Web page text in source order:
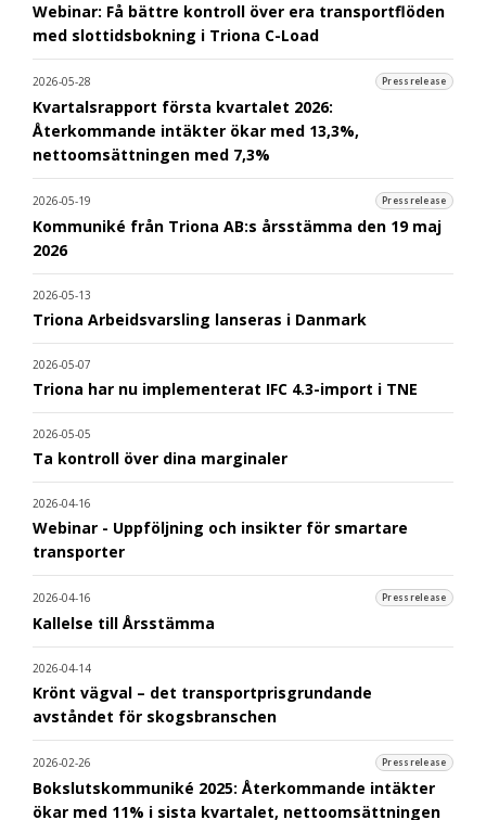
Webinar: Få bättre kontroll över era transportflöden
med slottidsbokning i Triona C-Load
2026-05-28 Pressrelease
Kvartalsrapport första kvartalet 2026:
Återkommande intäkter ökar med 13,3%,
nettoomsättningen med 7,3%
2026-05-19 Pressrelease
Kommuniké från Triona AB:s årsstämma den 19 maj
2026
2026-05-13
Triona Arbeidsvarsling lanseras i Danmark
2026-05-07
Triona har nu implementerat IFC 4.3-import i TNE
2026-05-05
Ta kontroll över dina marginaler
2026-04-16
Webinar - Uppföljning och insikter för smartare
transporter
2026-04-16 Pressrelease
Kallelse till Årsstämma
2026-04-14
Krönt vägval – det transportprisgrundande
avståndet för skogsbranschen
2026-02-26 Pressrelease
Bokslutskommuniké 2025: Återkommande intäkter
ökar med 11% i sista kvartalet, nettoomsättningen